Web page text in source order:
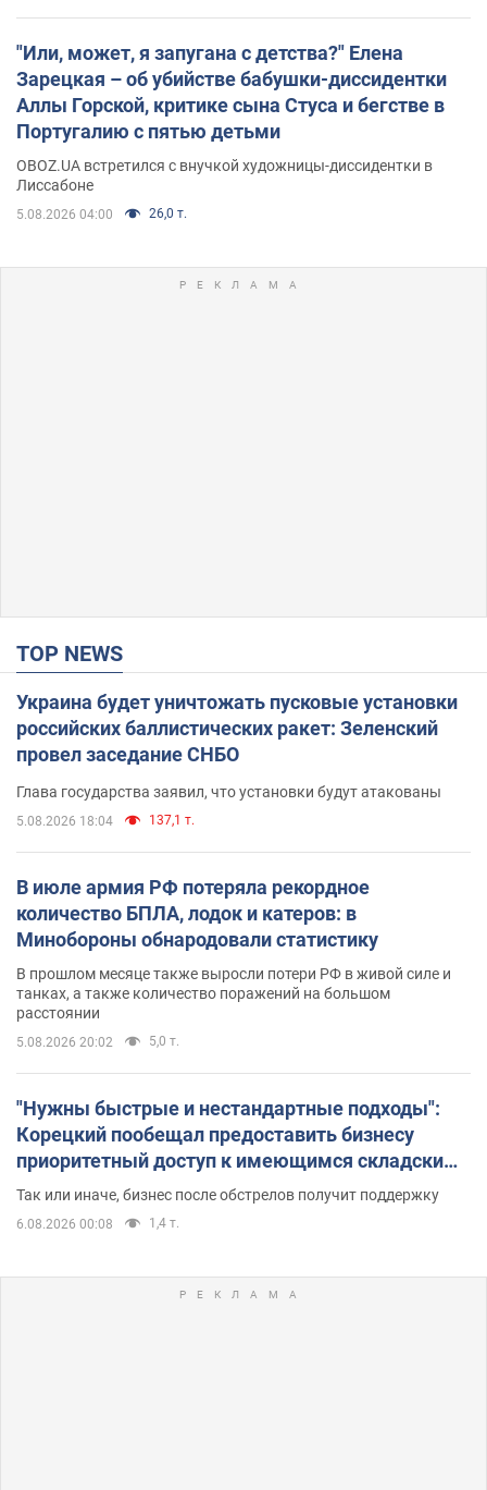
"Или, может, я запугана с детства?" Елена
Зарецкая – об убийстве бабушки-диссидентки
Аллы Горской, критике сына Стуса и бегстве в
Португалию с пятью детьми
OBOZ.UA встретился с внучкой художницы-диссидентки в
Лиссабоне
5.08.2026 04:00 26,0 т.
TOP NEWS
Украина будет уничтожать пусковые установки
российских баллистических ракет: Зеленский
провел заседание СНБО
Глава государства заявил, что установки будут атакованы
5.08.2026 18:04 137,1 т.
В июле армия РФ потеряла рекордное
количество БПЛА, лодок и катеров: в
Минобороны обнародовали статистику
В прошлом месяце также выросли потери РФ в живой силе и
танках, а также количество поражений на большом
расстоянии
5.08.2026 20:02 5,0 т.
"Нужны быстрые и нестандартные подходы":
Корецкий пообещал предоставить бизнесу
приоритетный доступ к имеющимся складским
помещениям
Так или иначе, бизнес после обстрелов получит поддержку
6.08.2026 00:08 1,4 т.